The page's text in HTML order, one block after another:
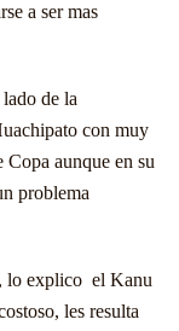
a ser mas
de la
con muy
aunque en su
problema
lo explico el Kanu
les resulta